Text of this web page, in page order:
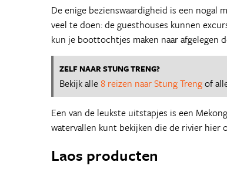
De enige bezienswaardigheid is een nogal
veel te doen: de guesthouses kunnen
kun je boottochtjes maken naar afgelegen
ZELF NAAR STUNG TRENG?
Bekijk alle8 reizen naar Stung Trengof
Een van de leukste uitstapjes is een
watervallen kunt bekijken die de rivier hier
Laos producten